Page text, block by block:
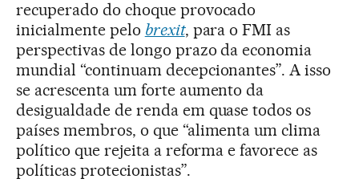
recuperado do choque provocado
inicialmente pelo brexit, para o FMI as
perspectivas de longo prazo da economia
mundial “continuam decepcionantes”. A isso
se acrescenta um forte aumento da
desigualdade de renda em quase todos os
países membros, o que “alimenta um clima
político que rejeita a reforma e favorece as
políticas protecionistas”.